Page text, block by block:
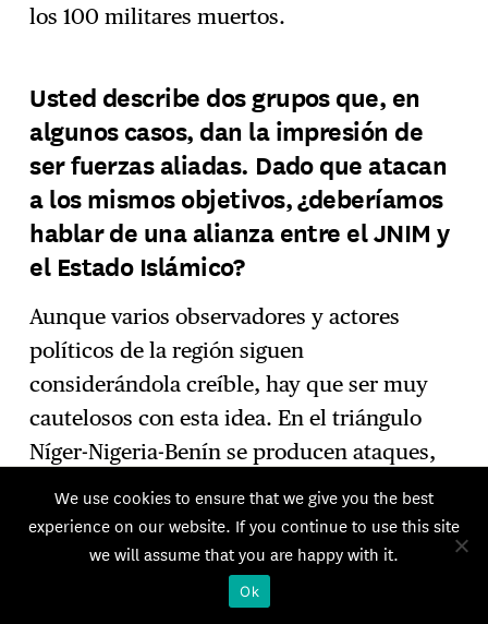
los 100 militares muertos.
Usted describe dos grupos que, en
algunos casos, dan la impresión de
ser fuerzas aliadas. Dado que atacan
a los mismos objetivos, ¿deberíamos
hablar de una alianza entre el JNIM y
el Estado Islámico?
Aunque varios observadores y actores
políticos de la región siguen
considerándola creíble, hay que ser muy
cautelosos con esta idea. En el triángulo
Níger-Nigeria-Benín se producen ataques,
unas veces perpetrados por el JNIM y otras
por la Provincia del Sahel, en zonas muy
próximas entre sí, lo que puede dar la
impresión de que existe una coordinación.
We use cookies to ensure that we give you the best
experience on our website. If you continue to use this site
we will assume that you are happy with it.
Ok